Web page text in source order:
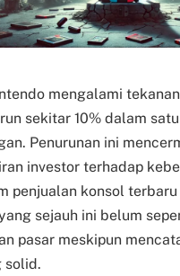
mengalami
sekitar 10% dalam
Penurunan ini
investor terhadap
penjualan konsol terbaru
sejauh ini belum
pasar meskipun
solid.